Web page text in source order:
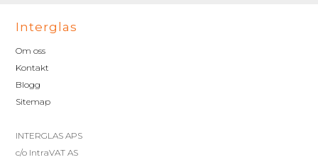
Interglas
Om oss
Kontakt
Blogg
Sitemap
INTERGLAS APS
c/o IntraVAT AS